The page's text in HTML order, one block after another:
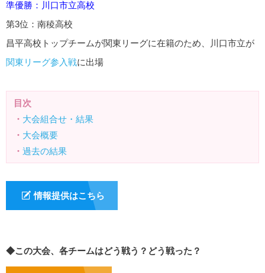
準優勝：川口市立高校
第3位：南稜高校
昌平高校トップチームが関東リーグに在籍のため、川口市立が
関東リーグ参入戦に出場
目次
・ 大会組合せ・結果
・ 大会概要
・ 過去の結果
情報提供はこちら
◆この大会、各チームはどう戦う？どう戦った？